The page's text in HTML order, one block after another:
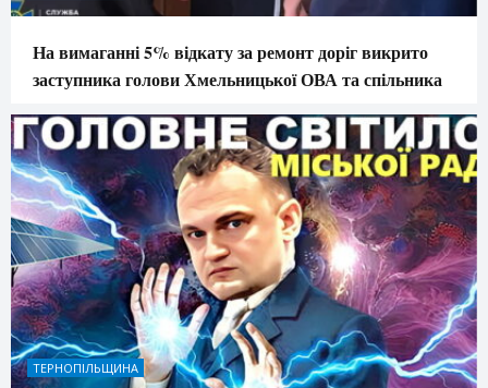
На вимаганні 5% відкату за ремонт доріг викрито
заступника голови Хмельницької ОВА та спільника
ТЕРНОПІЛЬЩИНА